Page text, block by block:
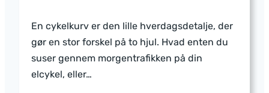
almindelig
toilettaske?
En cykelkurv er den lille hverdagsdetalje, der
gør en stor forskel på to hjul. Hvad enten du
suser gennem morgentrafikken på din
elcykel, eller…